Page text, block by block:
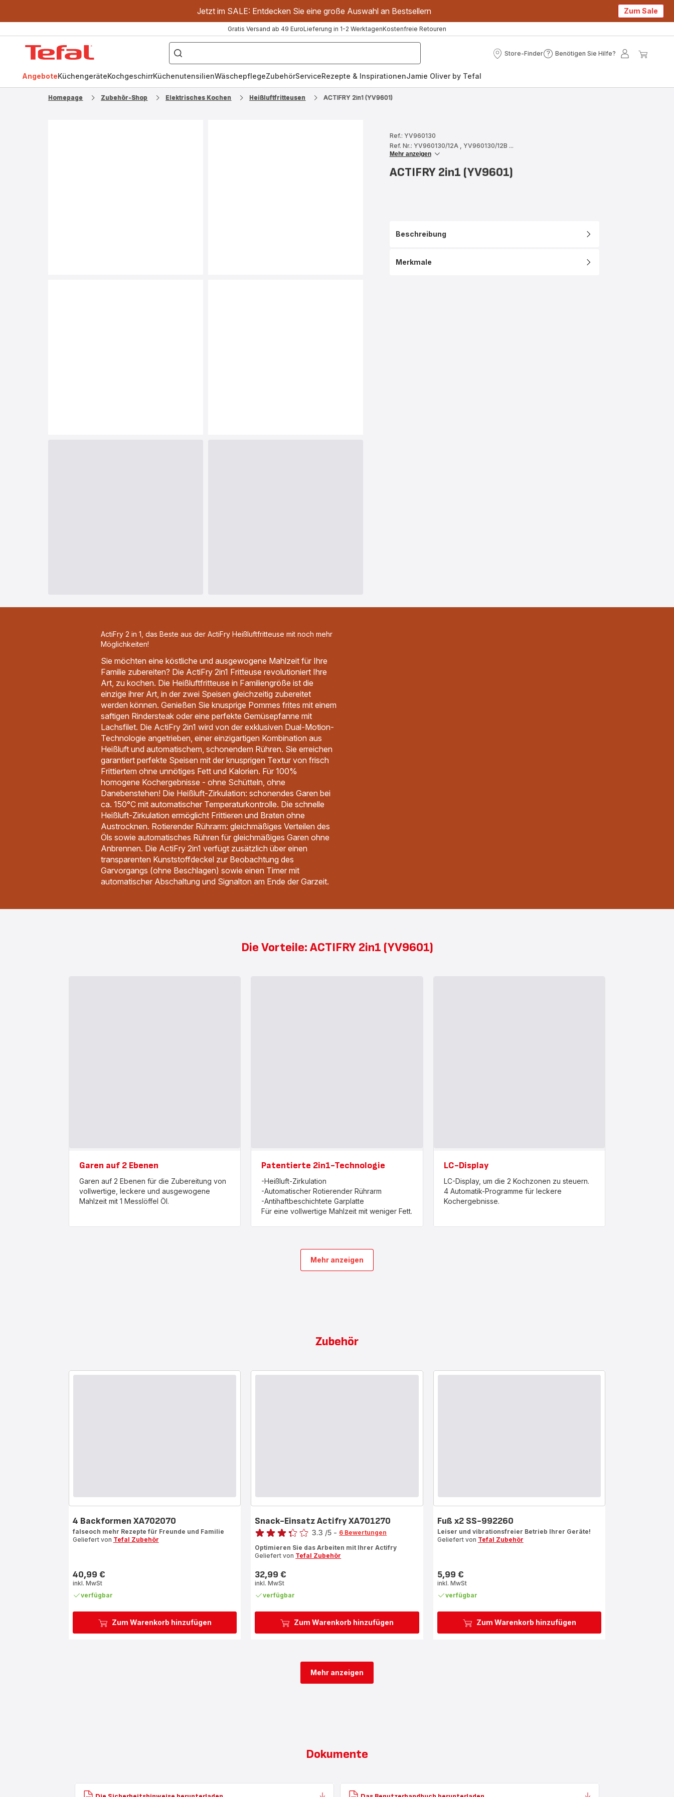
Jetzt im SALE: Entdecken Sie eine große Auswahl an Bestsellern Zum Sale
Gratis Versand ab 49 EuroLieferung in 1-2 WerktagenKostenfreie Retouren
["OptiGrill","Easy
Fry","Pfanne"]
Store-Finder
Store-
Benötigen Sie Hilfe?
Benötigen
Mein
AngeboteKüchengeräteKochgeschirrKüchenutensilienWäschepflegeZubehörServiceRezepte & InspirationenJamie Oliver by Tefal
Homepage Zubehör-Shop Elektrisches Kochen Heißluftfritteusen ACTIFRY 2in1 (YV9601)
Ref.: YV960130
Ref. Nr.: YV960130/12A , YV960130/12B ...
Mehr anzeigen
ACTIFRY 2in1 (YV9601)
Beschreibung
Merkmale
ActiFry 2 in 1, das Beste aus der ActiFry Heißluftfritteuse mit noch mehr
Möglichkeiten!
Sie möchten eine köstliche und ausgewogene Mahlzeit für Ihre
Familie zubereiten? Die ActiFry 2in1 Fritteuse revolutioniert Ihre
Art, zu kochen. Die Heißluftfritteuse in Familiengröße ist die
einzige ihrer Art, in der zwei Speisen gleichzeitig zubereitet
werden können. Genießen Sie knusprige Pommes frites mit einem
saftigen Rindersteak oder eine perfekte Gemüsepfanne mit
Lachsfilet. Die ActiFry 2in1 wird von der exklusiven Dual-Motion-
Technologie angetrieben, einer einzigartigen Kombination aus
Heißluft und automatischem, schonendem Rühren. Sie erreichen
garantiert perfekte Speisen mit der knusprigen Textur von frisch
Frittiertem ohne unnötiges Fett und Kalorien. Für 100%
homogene Kochergebnisse - ohne Schütteln, ohne
Danebenstehen! Die Heißluft-Zirkulation: schonendes Garen bei
ca. 150°C mit automatischer Temperaturkontrolle. Die schnelle
Heißluft-Zirkulation ermöglicht Frittieren und Braten ohne
Austrocknen. Rotierender Rührarm: gleichmäßiges Verteilen des
Öls sowie automatisches Rühren für gleichmäßiges Garen ohne
Anbrennen. Die ActiFry 2in1 verfügt zusätzlich über einen
transparenten Kunststoffdeckel zur Beobachtung des
Garvorgangs (ohne Beschlagen) sowie einen Timer mit
automatischer Abschaltung und Signalton am Ende der Garzeit.
Die Vorteile: ACTIFRY 2in1 (YV9601)
Garen auf 2 Ebenen
Garen auf 2 Ebenen für die Zubereitung von
vollwertige, leckere und ausgewogene
Mahlzeit mit 1 Messlöffel Öl.
Patentierte 2in1-Technologie
-Heißluft-Zirkulation
-Automatischer Rotierender Rührarm
-Antihaftbeschichtete Garplatte
Für eine vollwertige Mahlzeit mit weniger Fett.
LC-Display
LC-Display, um die 2 Kochzonen zu steuern.
4 Automatik-Programme für leckere
Kochergebnisse.
Mehr anzeigen
Zubehör
Zum Warenkorb hinzufügen
4 Backformen XA702070
falseoch mehr Rezepte für Freunde und Familie
Geliefert von Tefal Zubehör
Preis
40,99 €
inkl. MwSt
verfügbar
Zum Warenkorb hinzufügen
Snack-Einsatz Actifry XA701270
Bewertung
3.3 /5 - 6 Bewertungen
Optimieren Sie das Arbeiten mit Ihrer Actifry
Geliefert von Tefal Zubehör
Preis
32,99 €
inkl. MwSt
verfügbar
Zum Warenkorb hinzufügen
Fuß x2 SS-992260
Leiser und vibrationsfreier Betrieb Ihrer Geräte!
Geliefert von Tefal Zubehör
Preis
5,99 €
inkl. MwSt
verfügbar
Mehr anzeigen
Dokumente